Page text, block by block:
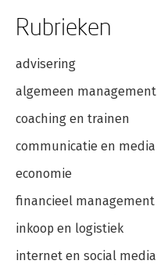
Rubrieken
advisering
algemeen management
coaching en trainen
communicatie en media
economie
financieel management
inkoop en logistiek
internet en social media